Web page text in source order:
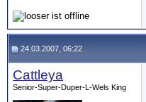
24.03.2007, 06:22
Cattleya
Senior-Super-Duper-L-Wels King